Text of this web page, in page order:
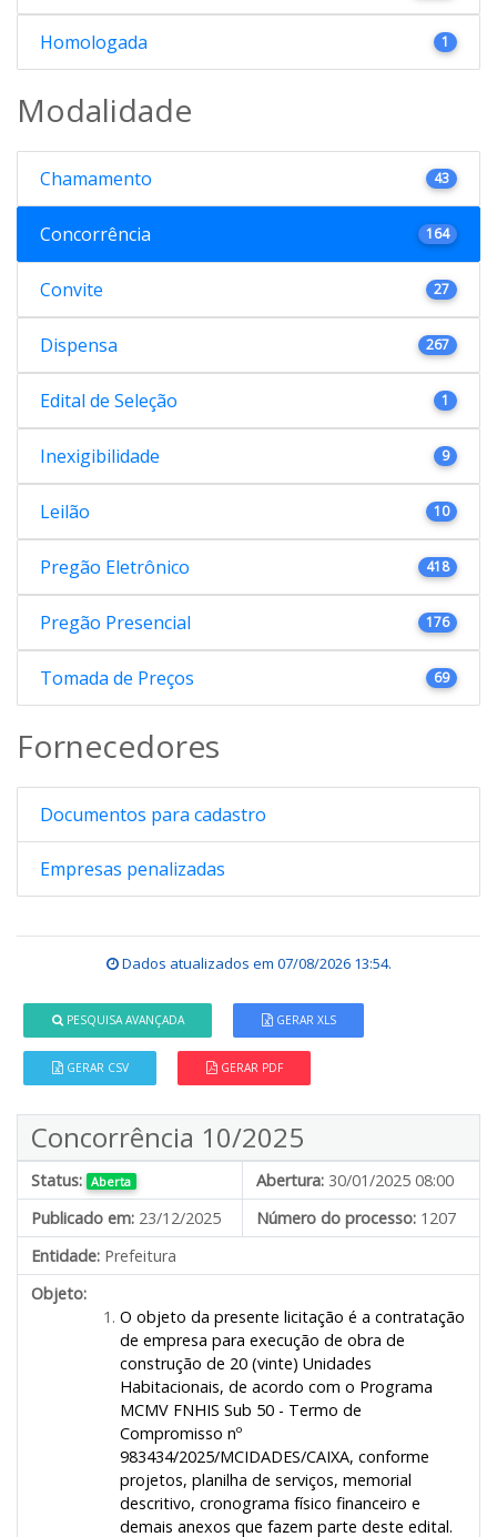
Homologada 1
Modalidade
Chamamento 43
Concorrência 164
Convite 27
Dispensa 267
Edital de Seleção 1
Inexigibilidade 9
Leilão 10
Pregão Eletrônico 418
Pregão Presencial 176
Tomada de Preços 69
Fornecedores
Documentos para cadastro
Empresas penalizadas
Dados atualizados em 07/08/2026 13:54.
PESQUISA AVANÇADA GERAR XLS
GERAR CSV GERAR PDF
Concorrência 10/2025
Status: Aberta Abertura: 30/01/2025 08:00
Publicado em: 23/12/2025 Número do processo: 1207
Entidade: Prefeitura
Objeto:
O objeto da presente licitação é a contratação
de empresa para execução de obra de
construção de 20 (vinte) Unidades
Habitacionais, de acordo com o Programa
MCMV FNHIS Sub 50 - Termo de
Compromisso nº
983434/2025/MCIDADES/CAIXA, conforme
projetos, planilha de serviços, memorial
descritivo, cronograma físico financeiro e
demais anexos que fazem parte deste edital.